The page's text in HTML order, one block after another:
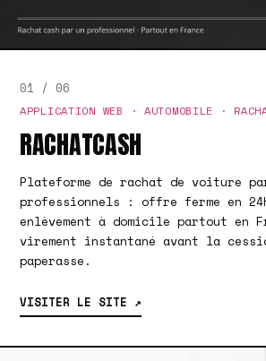
01 / 06
APPLICATION WEB · AUTOMOBILE ·
RACHATCASH
Plateforme de rachat de voiture
professionnels : offre ferme en
enlèvement à domicile partout en
virement instantané avant la
paperasse.
VISITER LE SITE ↗